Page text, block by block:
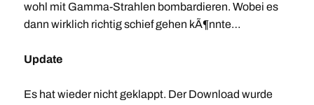
wohl mit Gamma-Strahlen bombardieren. Wobei es
dann wirklich richtig schief gehen kÃ¶nnte…
Update
Es hat wieder nicht geklappt. Der Download wurde